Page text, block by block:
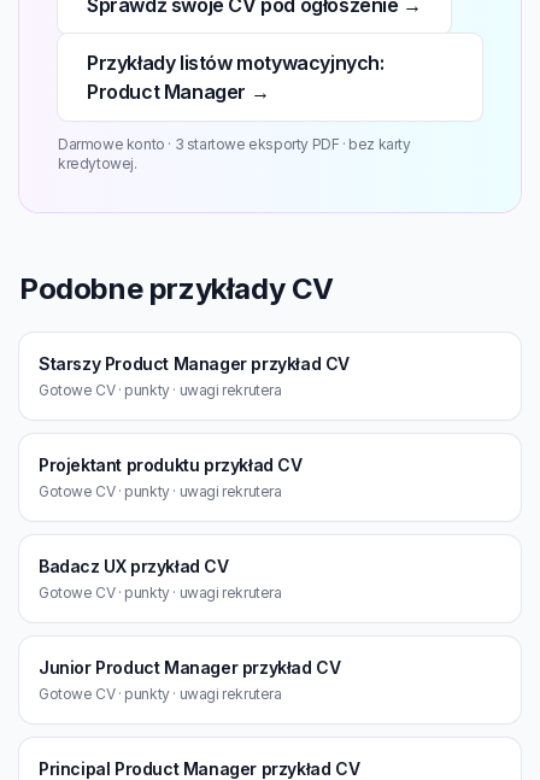
Sprawdź swoje CV pod ogłoszenie →
Przykłady listów motywacyjnych:
Product Manager →
Darmowe konto · 3 startowe eksporty PDF · bez karty
kredytowej.
Podobne przykłady CV
Starszy Product Manager przykład CV
Gotowe CV · punkty · uwagi rekrutera
Projektant produktu przykład CV
Gotowe CV · punkty · uwagi rekrutera
Badacz UX przykład CV
Gotowe CV · punkty · uwagi rekrutera
Junior Product Manager przykład CV
Gotowe CV · punkty · uwagi rekrutera
Principal Product Manager przykład CV